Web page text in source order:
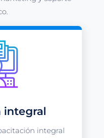
integral
integral